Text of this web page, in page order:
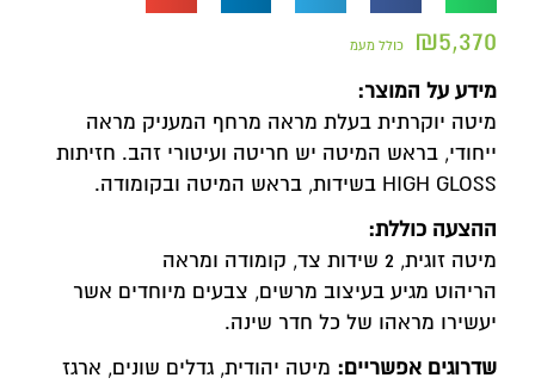
₪5,370 כולל מעמ
מידע על המוצר:
מיטה יוקרתית בעלת מראה מרחף המעניק מראה
ייחודי, בראש המיטה יש חריטה ועיטורי זהב. חזיתות
HIGH GLOSS בשידות, בראש המיטה ובקומודה.
ההצעה כוללת:
מיטה זוגית, 2 שידות צד, קומודה ומראה
הריהוט מגיע בעיצוב מרשים, צבעים מיוחדים אשר
יעשירו מראהו של כל חדר שינה.
שדרוגים אפשריים: מיטה יהודית, גדלים שונים, ארגז